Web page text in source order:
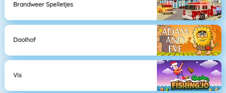
Brandweer Spelletjes
Doolhof
Vis